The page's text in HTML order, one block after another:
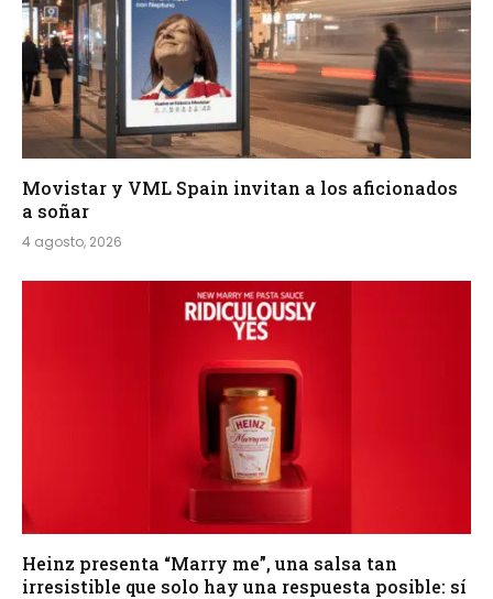
Movistar y VML Spain invitan a los aficionados
a soñar
4 agosto, 2026
Heinz presenta “Marry me”, una salsa tan
irresistible que solo hay una respuesta posible: sí